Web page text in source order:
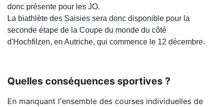
donc présente pour les JO.
La biathlète des Saisies sera donc disponible pour la
seconde étape de la Coupe du monde du côté
d'Hochfilzen, en Autriche, qui commence le 12 décembre.
Quelles conséquences sportives ?
En manquant l'ensemble des courses individuelles de